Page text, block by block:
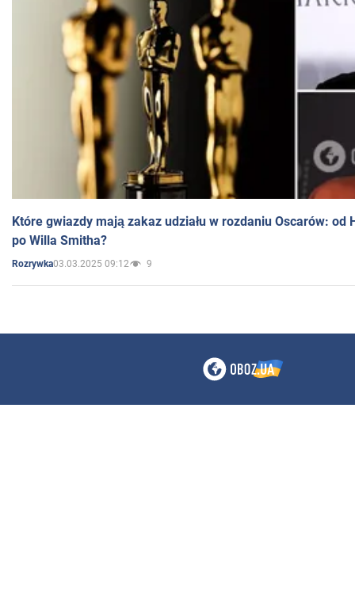
Które gwiazdy mają zakaz udziału w rozdaniu Oscarów: od
po Willa Smitha?
Rozrywka03.03.2025 09:12 9